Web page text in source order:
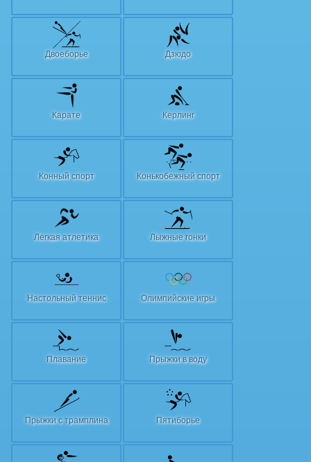
Двоеборье Дзюдо
Карате Керлинг
Конный спорт Конькобежный спорт
Легкая атлетика Лыжные гонки
Настольный теннис Олимпийские игры
Плавание Прыжки в воду
Прыжки с трамплина Пятиборье